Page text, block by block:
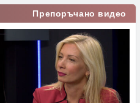
Препоръчано видео